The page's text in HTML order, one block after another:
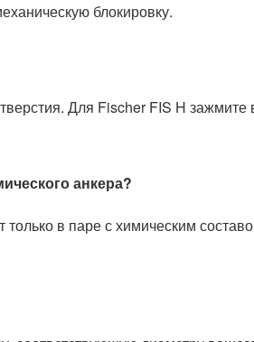
блокировку.
Для Fischer FIS H зажмите
анкера?
только в паре с химическим